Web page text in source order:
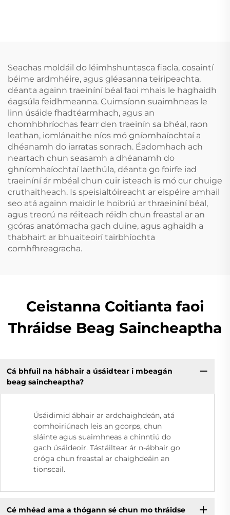
Réiteach do
Róncaíocht Gléas Anti-
Roncach Tape Béal
Dathdhúbailte do
MMA, Boxáil
Seachas moldáil do léimhshuntasca fiacla, cosaintí
béime ardmhéire, agus gléasanna teiripeachta,
déanta againn traeiníní béal faoi mhais le haghaidh
éagsúla feidhmeanna. Cuimsíonn suaimhneas le
linn úsáide fhadtéarmhach, agus an
chomhbhríochas fearr den traeinín sa bhéal, raon
leathan, iomlánaithe níos mó gníomhaíochtaí a
dhéanamh do iarratas sonrach. Éadomhach ach
neartach chun seasamh a dhéanamh do
ghníomhaíochtaí laethúla, déanta go foirfe iad
traeiníní ár mbéal chun cuir isteach is mó cur chuige
cruthaitheach. Is speisialtóireacht ar eispéire amhail
seo atá againn maidir le hoibriú ar thraeiníní béal,
agus treorú na réiteach réidh chun freastal ar an
gcóras anatómacha gach duine, agus aghaidh a
thabhairt ar bhuaiteoirí tairbhíochta
comhfhreagracha.
Ceistanna Coitianta faoi
Thráidse Beag Saincheaptha
Cá bhfuil na hábhair a úsáidtear i mbeagán
beag saincheaptha?
Úsáidimid ábhair ar ardchaighdeán, atá
comhoiriúnach leis an gcorps, chun
sláinte agus suaimhneas a chinntiú do
gach úsáideoir. Tástáiltear ár n-ábhair go
cróga chun freastal ar chaighdeáin an
tionscail.
Cé mhéad ama a thógann sé chun mo thráidse